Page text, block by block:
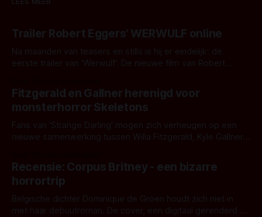
Trailer Robert Eggers' WERWULF online
Na maanden van teasers en stills is hij er eindelijk: de
eerste trailer van 'Werwulf'. De nieuwe film van Robert
kille stijl vol folklore en mythe. Het topic deze keer is (kon
het het al raden?)... de weerwolf. Kijk je mee?
Fitzgerald en Gallner herenigd voor
monsterhorror Skeletons
Fans van 'Strange Darling' mogen zich verheugen op een
nieuwe samenwerking tussen Willa Fitzgerald, Kyle Gallner
'Skeletons', een nieuwe creature feature waarvoor de
opnames zijn gestart in Australië.
Recensie: Corpus Britney - een bizarre
horrortrip
Belgische dichter Dominique de Groen houdt zich niet in
met haar debuutroman. De cover, een digitaal gerenderd en